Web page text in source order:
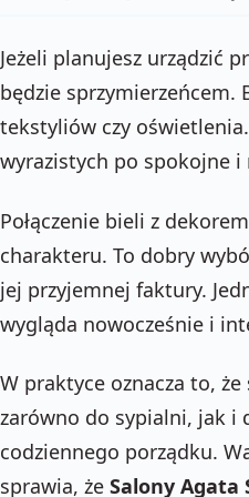
Jeżeli planujesz urządzić
będzie sprzymierzeńcem.
tekstyliów czy
wyrazistych po spokojne
Połączenie bieli z
charakteru. To dobry
jej przyjemnej faktury.
wygląda nowocześnie i
W praktyce oznacza to,
zarówno do sypialni, jak i
codziennego porządku.
sprawia, że Salony Agata